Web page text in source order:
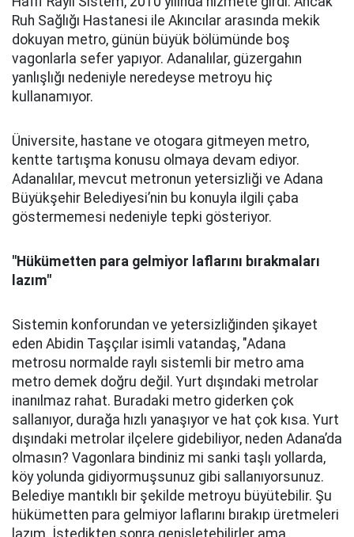
Ruh Sağlığı Hastanesi ile Akıncılar arasında mekik
dokuyan metro, günün büyük bölümünde boş
vagonlarla sefer yapıyor. Adanalılar, güzergahın
yanlışlığı nedeniyle neredeyse metroyu hiç
kullanamıyor.
Üniversite, hastane ve otogara gitmeyen metro,
kentte tartışma konusu olmaya devam ediyor.
Adanalılar, mevcut metronun yetersizliği ve Adana
Büyükşehir Belediyesi’nin bu konuyla ilgili çaba
göstermemesi nedeniyle tepki gösteriyor.
"Hükümetten para gelmiyor laflarını bırakmaları
lazım"
Sistemin konforundan ve yetersizliğinden şikayet
eden Abidin Taşçılar isimli vatandaş, "Adana
metrosu normalde raylı sistemli bir metro ama
metro demek doğru değil. Yurt dışındaki metrolar
inanılmaz rahat. Buradaki metro giderken çok
sallanıyor, durağa hızlı yanaşıyor ve hat çok kısa. Yurt
dışındaki metrolar ilçelere gidebiliyor, neden Adana’da
olmasın? Vagonlara bindiniz mi sanki taşlı yollarda,
köy yolunda gidiyormuşsunuz gibi sallanıyorsunuz.
Belediye mantıklı bir şekilde metroyu büyütebilir. Şu
hükümetten para gelmiyor laflarını bırakıp üretmeleri
lazım. İstedikten sonra genişletebilirler ama